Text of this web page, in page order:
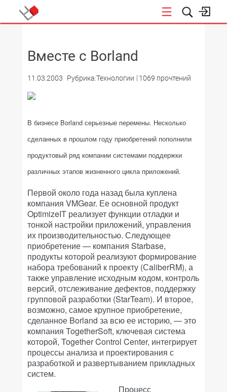
Вместе с Borland
11.03.2003 Рубрика:Технологии 1069 прочтений
В бизнесе Borland серьезные перемены. Несколько
сделанных в прошлом году приобретений пополнили
продуктовый ряд компании системами поддержки
различных этапов жизненного цикла приложений.
Первой около года назад была куплена
компания VMGear. Ее основной продукт
OptimizeIT реализует функции отладки и
тонкой настройки приложений, управления
их производительностью. Следующее
приобретение — компания Starbase,
продукты которой реализуют формирование
набора требований к проекту (СaliberRM), а
также управление исходным кодом, контроль
версий, отслеживание дефектов, поддержку
групповой разработки (StarTeam). И второе,
возможно, самое крупное приобретение,
сделанное Borland за всю ее историю, — это
компания TogetherSoft, ключевая система
которой, Together Control Center, интегрирует
процессы анализа и проектирования с
разработкой и развертыванием прикладных
систем.
Процесс